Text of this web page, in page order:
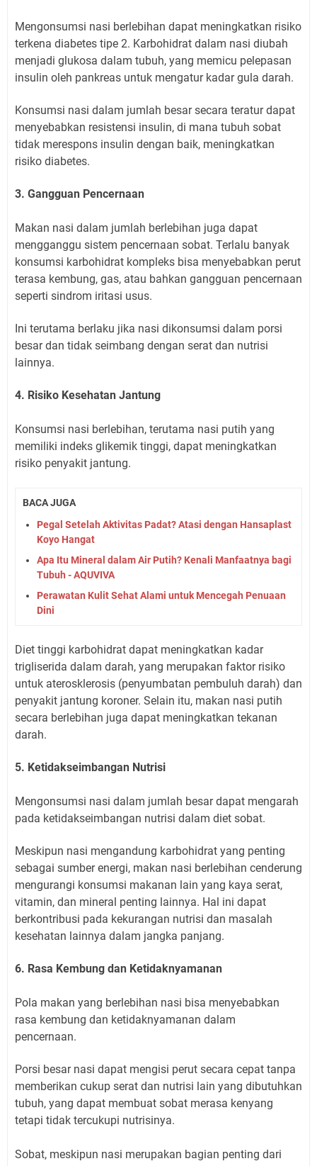
Mengonsumsi nasi berlebihan dapat meningkatkan risiko
terkena diabetes tipe 2. Karbohidrat dalam nasi diubah
menjadi glukosa dalam tubuh, yang memicu pelepasan
insulin oleh pankreas untuk mengatur kadar gula darah.
Konsumsi nasi dalam jumlah besar secara teratur dapat
menyebabkan resistensi insulin, di mana tubuh sobat
tidak merespons insulin dengan baik, meningkatkan
risiko diabetes.
3. Gangguan Pencernaan
Makan nasi dalam jumlah berlebihan juga dapat
mengganggu sistem pencernaan sobat. Terlalu banyak
konsumsi karbohidrat kompleks bisa menyebabkan perut
terasa kembung, gas, atau bahkan gangguan pencernaan
seperti sindrom iritasi usus.
Ini terutama berlaku jika nasi dikonsumsi dalam porsi
besar dan tidak seimbang dengan serat dan nutrisi
lainnya.
4. Risiko Kesehatan Jantung
Konsumsi nasi berlebihan, terutama nasi putih yang
memiliki indeks glikemik tinggi, dapat meningkatkan
risiko penyakit jantung.
BACA JUGA
Pegal Setelah Aktivitas Padat? Atasi dengan Hansaplast
Koyo Hangat
Apa Itu Mineral dalam Air Putih? Kenali Manfaatnya bagi
Tubuh - AQUVIVA
Perawatan Kulit Sehat Alami untuk Mencegah Penuaan
Dini
Diet tinggi karbohidrat dapat meningkatkan kadar
trigliserida dalam darah, yang merupakan faktor risiko
untuk aterosklerosis (penyumbatan pembuluh darah) dan
penyakit jantung koroner. Selain itu, makan nasi putih
secara berlebihan juga dapat meningkatkan tekanan
darah.
5. Ketidakseimbangan Nutrisi
Mengonsumsi nasi dalam jumlah besar dapat mengarah
pada ketidakseimbangan nutrisi dalam diet sobat.
Meskipun nasi mengandung karbohidrat yang penting
sebagai sumber energi, makan nasi berlebihan cenderung
mengurangi konsumsi makanan lain yang kaya serat,
vitamin, dan mineral penting lainnya. Hal ini dapat
berkontribusi pada kekurangan nutrisi dan masalah
kesehatan lainnya dalam jangka panjang.
6. Rasa Kembung dan Ketidaknyamanan
Pola makan yang berlebihan nasi bisa menyebabkan
rasa kembung dan ketidaknyamanan dalam
pencernaan.
Porsi besar nasi dapat mengisi perut secara cepat tanpa
memberikan cukup serat dan nutrisi lain yang dibutuhkan
tubuh, yang dapat membuat sobat merasa kenyang
tetapi tidak tercukupi nutrisinya.
Sobat, meskipun nasi merupakan bagian penting dari